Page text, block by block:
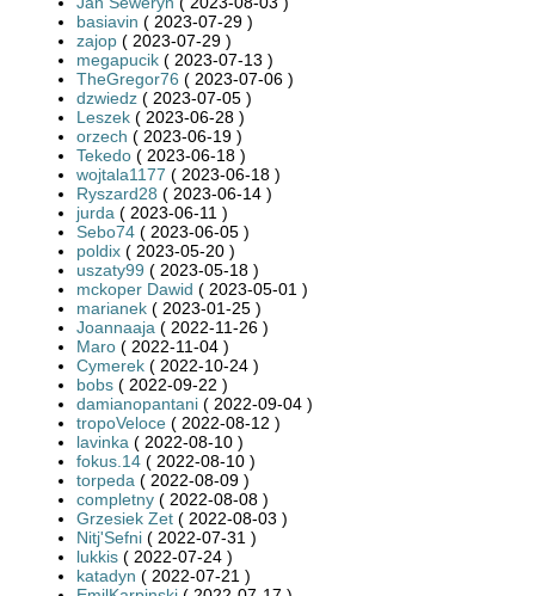
basiavin ( 2023-07-29 )
zajop ( 2023-07-29 )
megapucik ( 2023-07-13 )
TheGregor76 ( 2023-07-06 )
dzwiedz ( 2023-07-05 )
Leszek ( 2023-06-28 )
orzech ( 2023-06-19 )
Tekedo ( 2023-06-18 )
wojtala1177 ( 2023-06-18 )
Ryszard28 ( 2023-06-14 )
jurda ( 2023-06-11 )
Sebo74 ( 2023-06-05 )
poldix ( 2023-05-20 )
uszaty99 ( 2023-05-18 )
mckoper Dawid ( 2023-05-01 )
marianek ( 2023-01-25 )
Joannaaja ( 2022-11-26 )
Maro ( 2022-11-04 )
Cymerek ( 2022-10-24 )
bobs ( 2022-09-22 )
damianopantani ( 2022-09-04 )
tropoVeloce ( 2022-08-12 )
lavinka ( 2022-08-10 )
fokus.14 ( 2022-08-10 )
torpeda ( 2022-08-09 )
completny ( 2022-08-08 )
Grzesiek Zet ( 2022-08-03 )
Nitj'Sefni ( 2022-07-31 )
lukkis ( 2022-07-24 )
katadyn ( 2022-07-21 )